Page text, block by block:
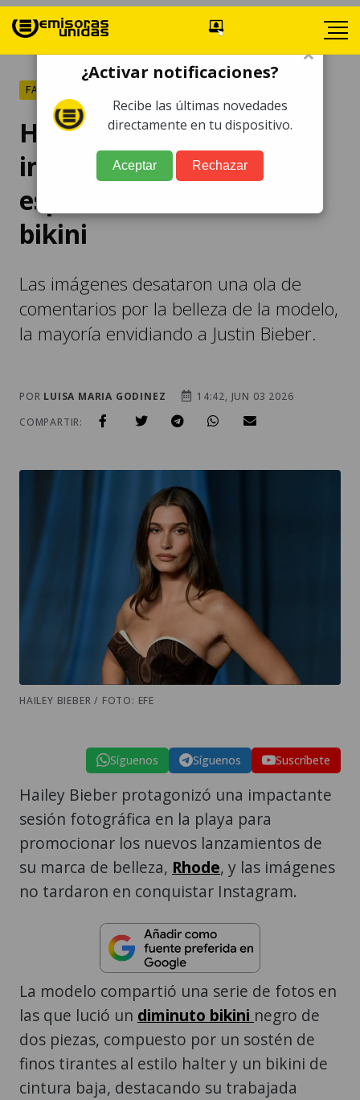
FARÁNDULA
Hailey Bieber rompe el
internet con sus
espectaculares fotos en
bikini
Las imágenes desataron una ola de
comentarios por la belleza de la modelo,
la mayoría envidiando a Justin Bieber.
POR LUISA MARIA GODINEZ
14:42, JUN 03 2026
COMPARTIR:
HAILEY BIEBER / FOTO: EFE
Síguenos Síguenos Suscríbete
Hailey Bieber protagonizó una impactante
sesión fotográfica en la playa para
promocionar los nuevos lanzamientos de
su marca de belleza, Rhode, y las imágenes
no tardaron en conquistar Instagram.
La modelo compartió una serie de fotos en
las que lució un diminuto bikini negro de
dos piezas, compuesto por un sostén de
finos tirantes al estilo halter y un bikini de
cintura baja, destacando su trabajada
×
¿Activar notificaciones?
Recibe las últimas novedades
directamente en tu dispositivo.
Aceptar Rechazar